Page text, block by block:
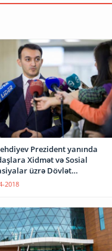
Prezident yanında
Xidmət və Sosial
üzrə Dövlət
sədri təyin edilib
2018